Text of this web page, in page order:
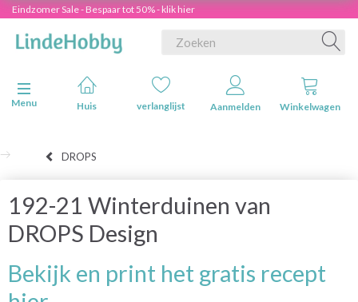
Eindzomer Sale - Bespaar tot 50% - klik hier
Navigatie in-/uitschakelen
Menu
Huis verlanglijst Aanmelden Winkelwagen
DROPS
192-21 Winterduinen van
DROPS Design
Bekijk en print het gratis recept